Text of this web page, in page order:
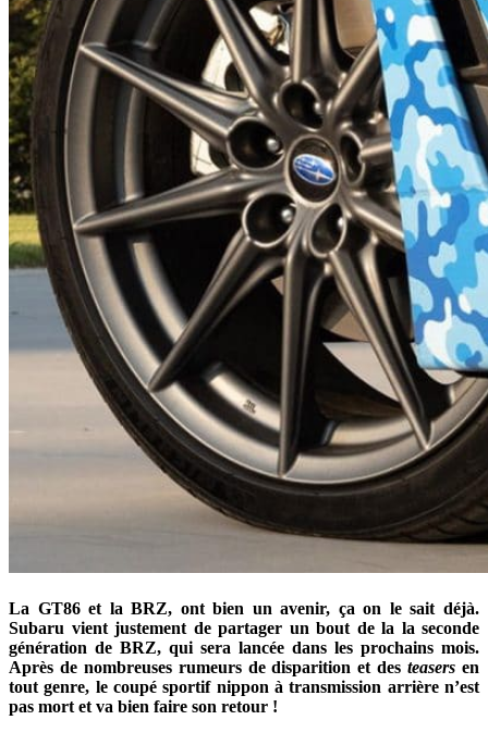
La GT86 et la BRZ, ont bien un avenir, ça on le sait déjà.
Subaru vient justement de partager un bout de la la seconde
génération de BRZ, qui sera lancée dans les prochains mois.
Après de nombreuses rumeurs de disparition et desteasers en
tout genre, le coupé sportif nippon à transmission arrière n’est
pas mort et va bien faire son retour !